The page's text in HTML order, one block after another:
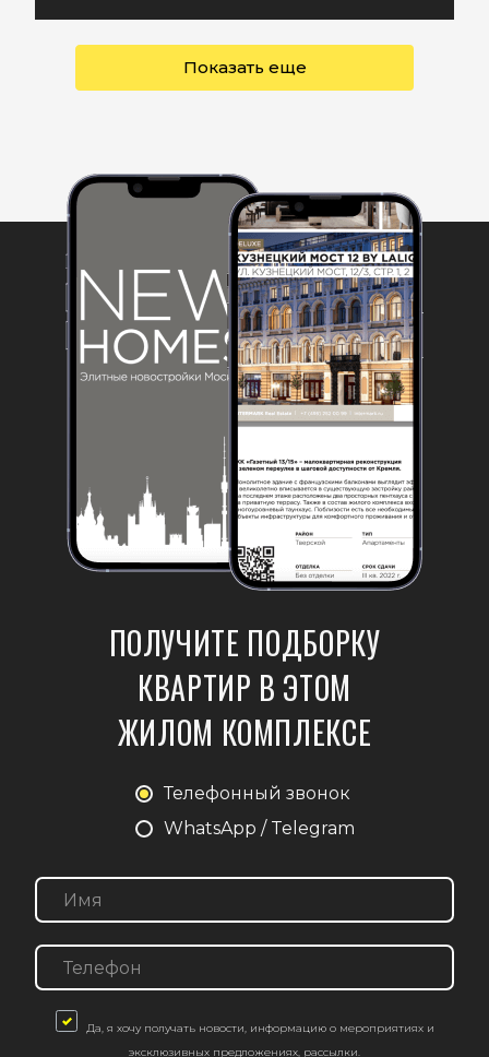
Показать еще
ПОЛУЧИТЕ ПОДБОРКУ
КВАРТИР В ЭТОМ
ЖИЛОМ КОМПЛЕКСЕ
Телефонный звонок
WhatsApp / Telegram
Да, я хочу получать новости, информацию о мероприятиях и
эксклюзивных предложениях, рассылки.